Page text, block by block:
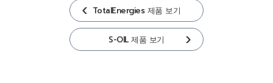
TotalEnergies 제품 보기
S-OIL 제품 보기